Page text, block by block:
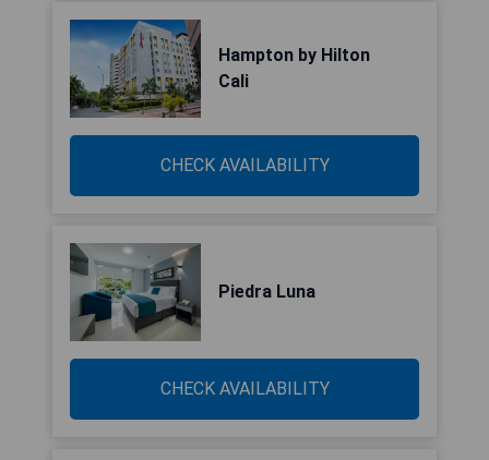
Hampton by Hilton
Cali
CHECK AVAILABILITY
Piedra Luna
CHECK AVAILABILITY